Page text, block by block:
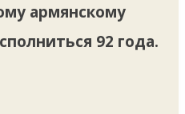
армянскому
92 года.